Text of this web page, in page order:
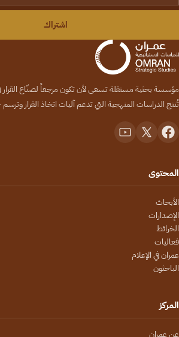
اشتراك
مؤسسة بحثية مستقلة تسعى لأن تكون مرجعاً لصنّاع القرار
تُنتج الدراسات المنهجية التي تدعم آليات اتخاذ القرار
المحتوى
الأبحاث
الإصدارات
الخرائط
فعاليات
عمران في الإعلام
الباحثون
المركز